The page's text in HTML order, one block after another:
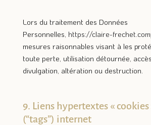
Lors du traitement des Données
Personnelles, https://claire-frechet.com
mesures raisonnables visant à les
toute perte, utilisation détournée,
divulgation, altération ou destruction.
9. Liens hypertextes «
(“tags”) internet